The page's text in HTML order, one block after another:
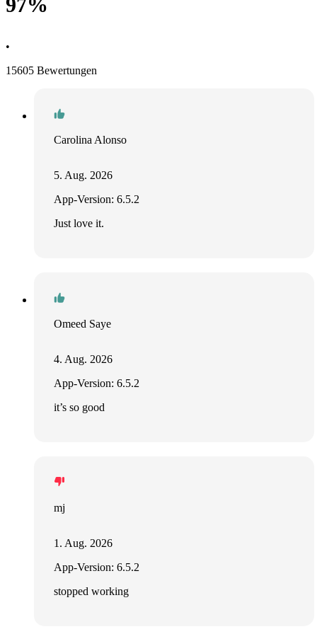
•
15605 Bewertungen
Carolina Alonso
5. Aug. 2026
App-Version: 6.5.2
Just love it.
Omeed Saye
4. Aug. 2026
App-Version: 6.5.2
it’s so good
mj
1. Aug. 2026
App-Version: 6.5.2
stopped working